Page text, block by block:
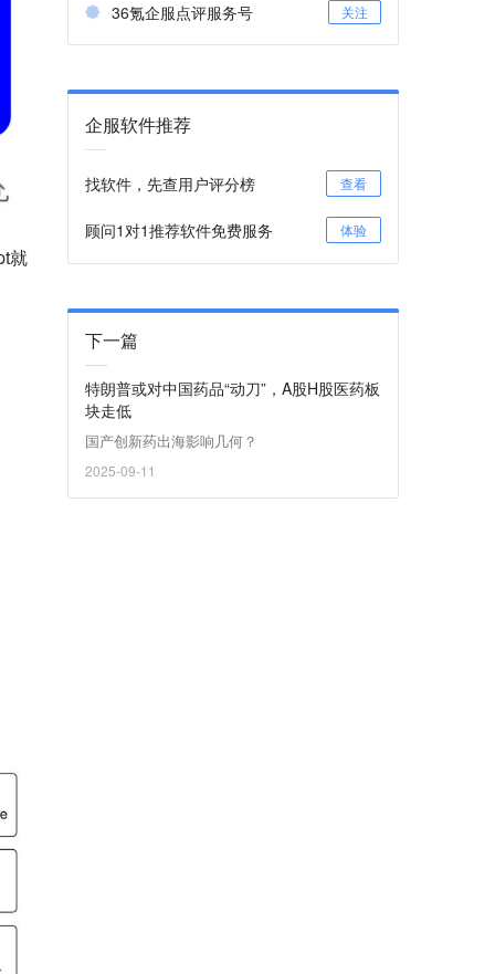
就
36氪企服点评服务号 关注
企服软件推荐
找软件，先查用户评分榜 查看
顾问1对1推荐软件免费服务 体验
下一篇
特朗普或对中国药品“动刀”，A股H股医药板
块走低
国产创新药出海影响几何？
2025-09-11